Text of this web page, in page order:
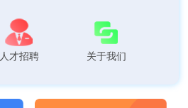
人才招聘 关于我们